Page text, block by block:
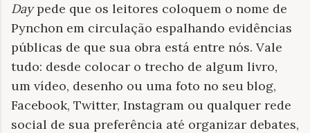
Daypede que os leitores coloquem o nome de
Pynchon em circulação espalhando evidências
públicas de que sua obra está entre nós. Vale
tudo: desde colocar o trecho de algum livro,
um vídeo, desenho ou uma foto no seu blog,
Facebook, Twitter, Instagram ou qualquer rede
social de sua preferência até organizar debates,